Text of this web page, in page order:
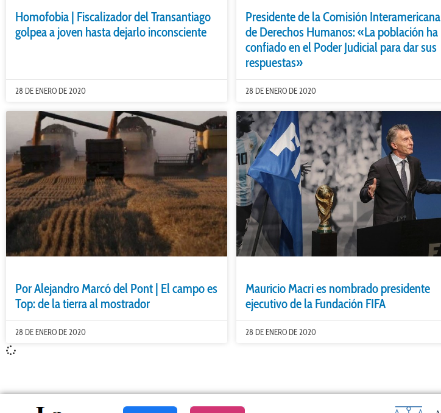
Homofobia | Fiscalizador del Transantiago
golpea a joven hasta dejarlo inconsciente
28 DE ENERO DE 2020
Presidente de la Comisión Interamericana
de Derechos Humanos: «La población ha
confiado en el Poder Judicial para dar sus
respuestas»
28 DE ENERO DE 2020
Por Alejandro Marcó del Pont | El campo es
Top: de la tierra al mostrador
28 DE ENERO DE 2020
Mauricio Macri es nombrado presidente
ejecutivo de la Fundación FIFA
28 DE ENERO DE 2020